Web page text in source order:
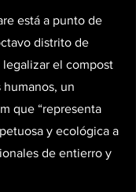
está a punto de
distrito de
legalizar el compost
un
que “representa
y ecológica a
de entierro y